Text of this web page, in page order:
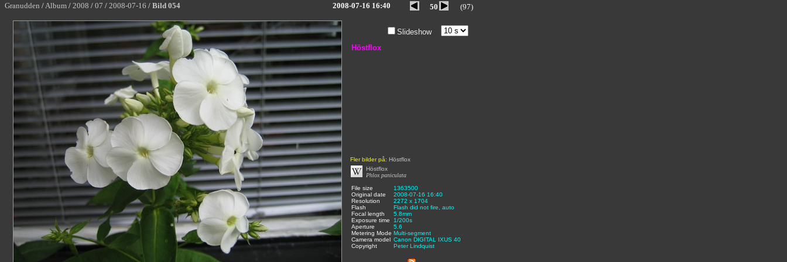
Granudden /Album / 2008 / 07 / 2008-07-16 / Bild 054 2008-07-16 16:40 50 (97)
Slideshow
Höstflox
Fler bilder på: Höstflox
Höstflox
Phlox paniculata
File size
1363500
Original date
2008-07-16 16:40
Resolution
2272 x 1704
Flash
Flash did not fire, auto
Focal length
5.8mm
Exposure time
1/200s
Aperture
5.6
Metering Mode Multi-segment
Camera model Canon DIGITAL IXUS 40
Copyright
Peter Lindquist